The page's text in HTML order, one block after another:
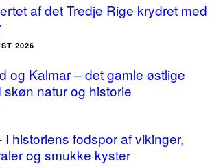
af det Tredje Rige krydret med
2026
og Kalmar – det gamle østlige
natur og historie
historiens fodspor af vikinger,
og smukke kyster